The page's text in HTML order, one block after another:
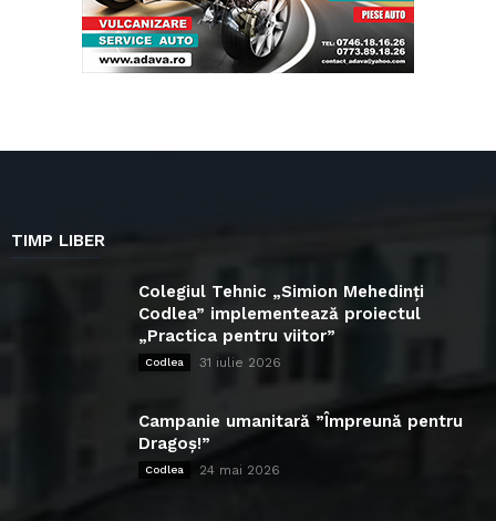
TIMP LIBER
Colegiul Tehnic „Simion Mehedinți
Codlea” implementează proiectul
„Practica pentru viitor”
Codlea 31 iulie 2026
Campanie umanitară ”Împreună pentru
Dragoș!”
Codlea 24 mai 2026